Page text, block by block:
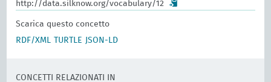
http://data.silknow.org/vocabulary/12
Scarica questo concetto
RDF/XML
TURTLE JSON-LD
CONCETTI RELAZIONATI IN